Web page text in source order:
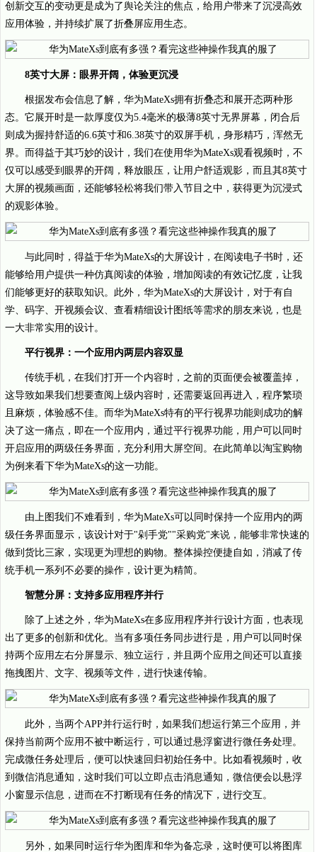
创新交互的变动更是成为了舆论关注的焦点，给用户带来了沉浸高效
应用体验，并持续扩展了折叠屏应用生态。
8英寸大屏：眼界开阔，体验更沉浸
根据发布会信息了解，华为MateXs拥有折叠态和展开态两种形
态。它展开时是一款厚度仅为5.4毫米的极薄8英寸无界屏幕，闭合后
则成为握持舒适的6.6英寸和6.38英寸的双屏手机，身形精巧，浑然无
界。而得益于其巧妙的设计，我们在使用华为MateXs观看视频时，不
仅可以感受到眼界的开阔，释放眼压，让用户舒适观影，而且其8英寸
大屏的视频画面，还能够轻松将我们带入节目之中，获得更为沉浸式
的观影体验。
与此同时，得益于华为MateXs的大屏设计，在阅读电子书时，还
能够给用户提供一种仿真阅读的体验，增加阅读的有效记忆度，让我
们能够更好的获取知识。此外，华为MateXs的大屏设计，对于有自
学、码字、开视频会议、查看精细设计图纸等需求的朋友来说，也是
一大非常实用的设计。
平行视界：一个应用内两层内容双显
传统手机，在我们打开一个内容时，之前的页面便会被覆盖掉，
这导致如果我们想要查阅上级内容时，还需要返回再进入，程序繁琐
且麻烦，体验感不佳。而华为MateXs特有的平行视界功能则成功的解
决了这一痛点，即在一个应用内，通过平行视界功能，用户可以同时
开启应用的两级任务界面，充分利用大屏空间。在此简单以淘宝购物
为例来看下华为MateXs的这一功能。
由上图我们不难看到，华为MateXs可以同时保持一个应用内的两
级任务界面显示，该设计对于"剁手党""采购党"来说，能够非常快速的
做到货比三家，实现更为理想的购物。整体操控便捷自如，消减了传
统手机一系列不必要的操作，设计更为精简。
智慧分屏：支持多应用程序并行
除了上述之外，华为MateXs在多应用程序并行设计方面，也表现
出了更多的创新和优化。当有多项任务同步进行是，用户可以同时保
持两个应用左右分屏显示、独立运行，并且两个应用之间还可以直接
拖拽图片、文字、视频等文件，进行快速传输。
此外，当两个APP并行运行时，如果我们想运行第三个应用，并
保持当前两个应用不被中断运行，可以通过悬浮窗进行微任务处理。
完成微任务处理后，便可以快速回归初始任务中。比如看视频时，收
到微信消息通知，这时我们可以立即点击消息通知，微信便会以悬浮
小窗显示信息，进而在不打断现有任务的情况下，进行交互。
另外，如果同时运行华为图库和华为备忘录，这时便可以将图库